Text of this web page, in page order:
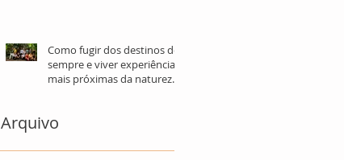
Como fugir dos destinos de
sempre e viver experiências
mais próximas da natureza
Arquivo